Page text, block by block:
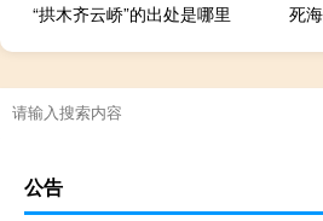
“拱木齐云峤”的出处是哪里
死
公告